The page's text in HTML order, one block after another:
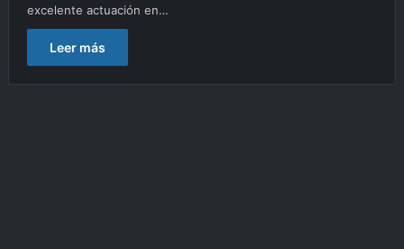
excelente actuación en…
Leer más